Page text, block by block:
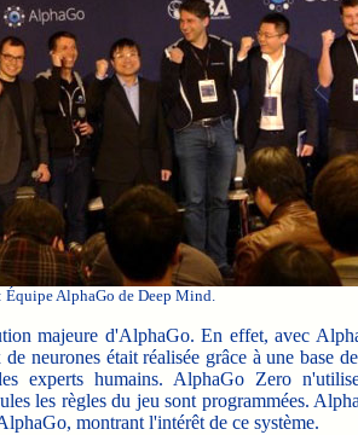
Équipe AlphaGo de Deep Mind.
majeure d'AlphaGo. En effet, avec
neurones était réalisée grâce à une base
experts humains. AlphaGo Zero
les règles du jeu sont programmées.
montrant l'intérêt de ce système.